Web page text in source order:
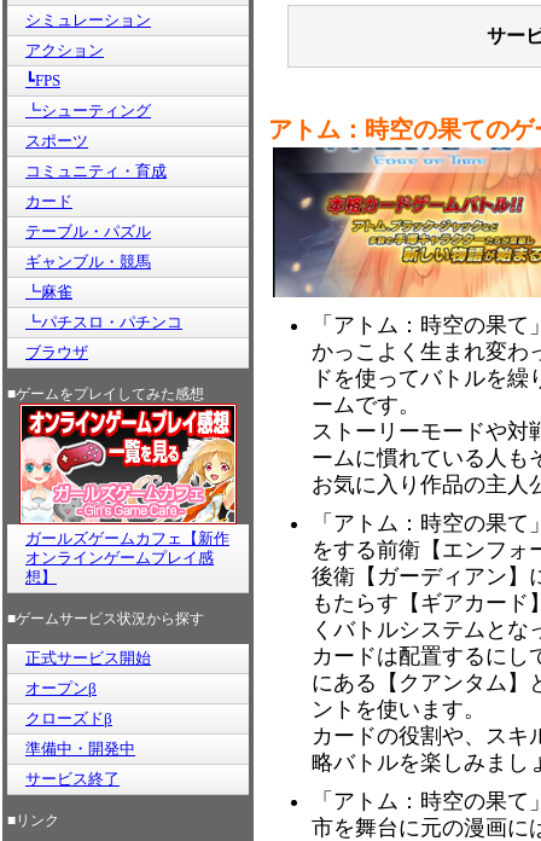
シミュレーション
アクション
┗FPS
┗シューティング
スポーツ
コミュニティ・育成
カード
テーブル・パズル
ギャンブル・競馬
┗麻雀
┗パチスロ・パチンコ
ブラウザ
■ゲームをプレイしてみた感想
ガールズゲームカフェ【新作
オンラインゲームプレイ感
想】
■ゲームサービス状況から探す
正式サービス開始
オープンβ
クローズドβ
準備中・開発中
サービス終了
■リンク
サー
アトム：時空の果てのゲ
「アトム：時空の果
かっこよく生まれ変わ
ドを使ってバトルを
ームです。
ストーリーモードや対
ームに慣れている人も
お気に入り作品の主人
「アトム：時空の果
をする前衛【エンフォ
後衛【ガーディアン】
もたらす【ギアカード
くバトルシステムとな
カードは配置するにし
にある【クアンタム】
ントを使います。
カードの役割や、スキ
略バトルを楽しみまし
「アトム：時空の果
市を舞台に元の漫画に